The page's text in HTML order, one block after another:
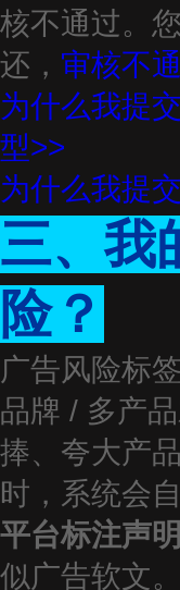
核不通过。
还， 审核不
为什么我提
型>>
为什么我提
三、我
险？
广告风险标
品牌 / 多产
捧、夸大产
时，系统会
平台标注声
似广告软文